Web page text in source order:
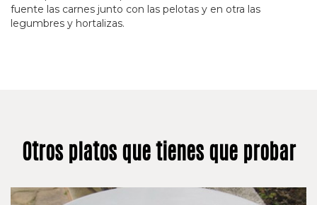
fuente las carnes junto con las pelotas y en otra las
legumbres y hortalizas.
Otros platos que tienes que probar